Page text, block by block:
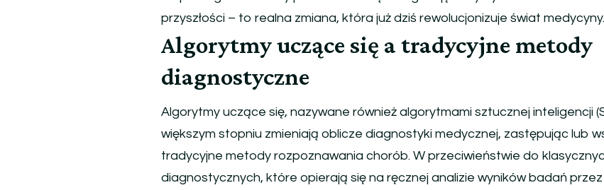
przyszłości – to realna zmiana, która już dziś rewolucjonizuje świat medycyny.
Algorytmy uczące się a tradycyjne metody
diagnostyczne
Algorytmy uczące się, nazywane również algorytmami sztucznej inteligencji
większym stopniu zmieniają oblicze diagnostyki medycznej, zastępując lub
tradycyjne metody rozpoznawania chorób. W przeciwieństwie do
diagnostycznych, które opierają się na ręcznej analizie wyników badań